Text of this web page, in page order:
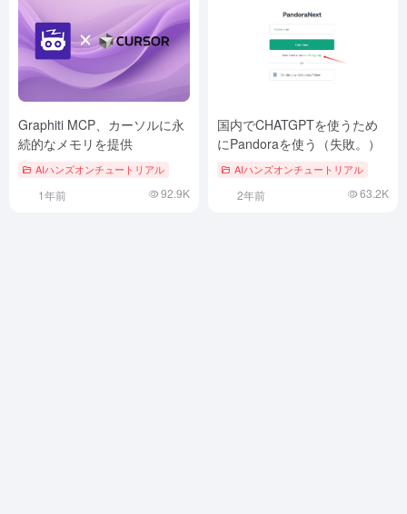
Graphiti MCP、カーソルに永
続的なメモリを提供
AIハンズオンチュートリアル
1年前 92.9K
国内でCHATGPTを使うため
にPandoraを使う（失敗。）
AIハンズオンチュートリアル
2年前 63.2K